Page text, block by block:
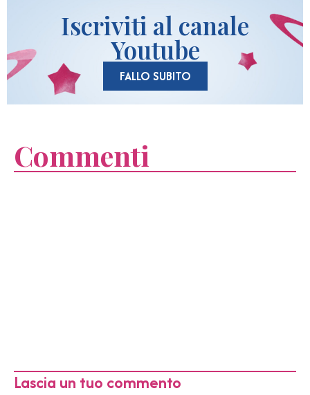
Iscriviti al canale
Youtube
FALLO SUBITO
Commenti
Lascia un tuo commento